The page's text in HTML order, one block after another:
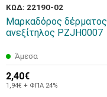
ΚΩΔ: 22190-02
Μαρκαδόρος δέρματος
ανεξίτηλος PZJH0007
Άμεσα
2,40€
1,94€ + ΦΠΑ 24%